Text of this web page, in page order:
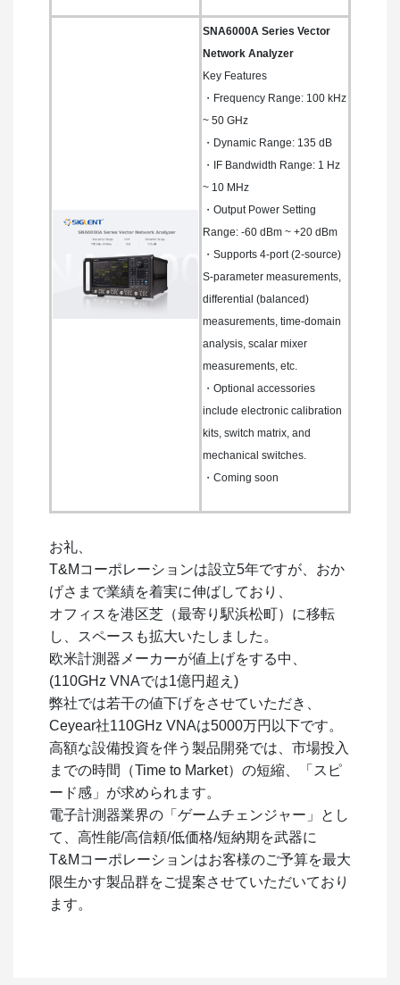
SNA6000A Series Vector
Network Analyzer
Key Features
・Frequency Range: 100 kHz
~ 50 GHz
・Dynamic Range: 135 dB
・IF Bandwidth Range: 1 Hz
~ 10 MHz
・Output Power Setting
Range: -60 dBm ~ +20 dBm
・Supports 4-port (2-source)
S-parameter measurements,
differential (balanced)
measurements, time-domain
analysis, scalar mixer
measurements, etc.
・Optional accessories
include electronic calibration
kits, switch matrix, and
mechanical switches.
・Coming soon
お礼、
T&Mコーポレーションは設立5年ですが、おか
げさまで業績を着実に伸ばしており、
オフィスを港区芝（最寄り駅浜松町）に移転
し、スペースも拡大いたしました。
欧米計測器メーカーが値上げをする中、
(110GHz VNAでは1億円超え)
弊社では若干の値下げをさせていただき、
Ceyear社110GHz VNAは5000万円以下です。
高額な設備投資を伴う製品開発では、市場投入
までの時間（Time to Market）の短縮、「スピ
ード感」が求められます。
電子計測器業界の「ゲームチェンジャー」とし
て、高性能/高信頼/低価格/短納期を武器に
T&Mコーポレーションはお客様のご予算を最大
限生かす製品群をご提案させていただいており
ます。